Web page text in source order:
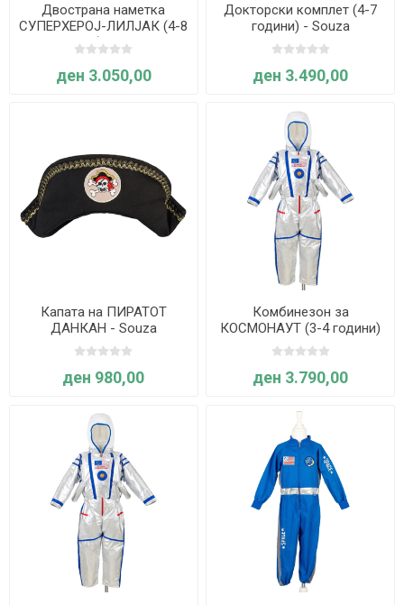
Двострана наметка
СУПЕРХЕРОЈ-ЛИЛЈАК (4-8
години) - Souza
ден 3.050,00
Докторски комплет (4-7
години) - Souza
ден 3.490,00
Капата на ПИРАТОТ
ДАНКАН - Souza
ден 980,00
Комбинезон за
КОСМОНАУТ (3-4 години)
- Souza
ден 3.790,00